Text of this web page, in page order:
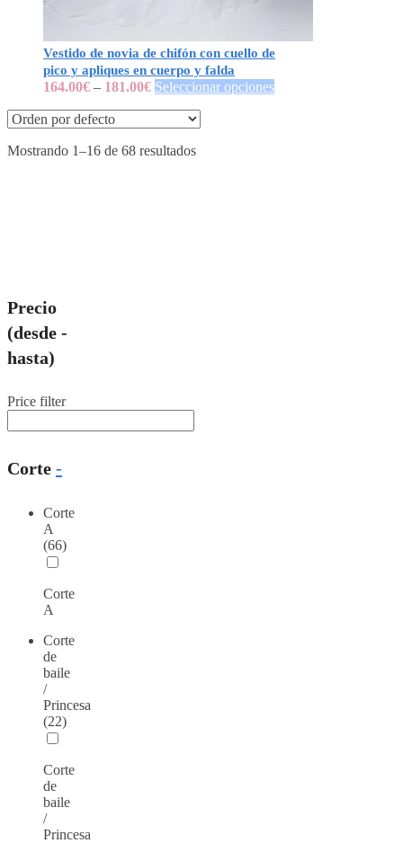
Vestido de novia de chifón con cuello de
pico y apliques en cuerpo y falda
164.00€ – 181.00€ Seleccionar opciones
Mostrando 1–16 de 68 resultados
Precio
(desde -
hasta)
Price filter
Corte -
Corte
A
(66)
Corte
A
Corte
de
baile
/
Princesa
(22)
Corte
de
baile
/
Princesa